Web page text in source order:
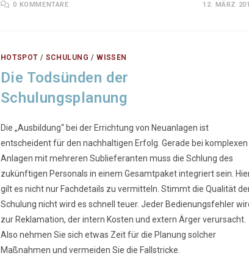
0 KOMMENTARE 12. MÄRZ
HOTSPOT / SCHULUNG /WISSEN
Die Todsünden der
Schulungsplanung
Die „Ausbildung“ bei der Errichtung von Neuanlagen ist
entscheident für den nachhaltigen Erfolg. Gerade bei komplexen
Anlagen mit mehreren Sublieferanten muss die Schlung des
zukünftigen Personals in einem Gesamtpaket integriert sein.
gilt es nicht nur Fachdetails zu vermitteln. Stimmt die Qualität
Schulung nicht wird es schnell teuer. Jeder Bedienungsfehler
zur Reklamation, der intern Kosten und extern Ärger verursacht.
Also nehmen Sie sich etwas Zeit für die Planung solcher
Maßnahmen und vermeiden Sie die Fallstricke.